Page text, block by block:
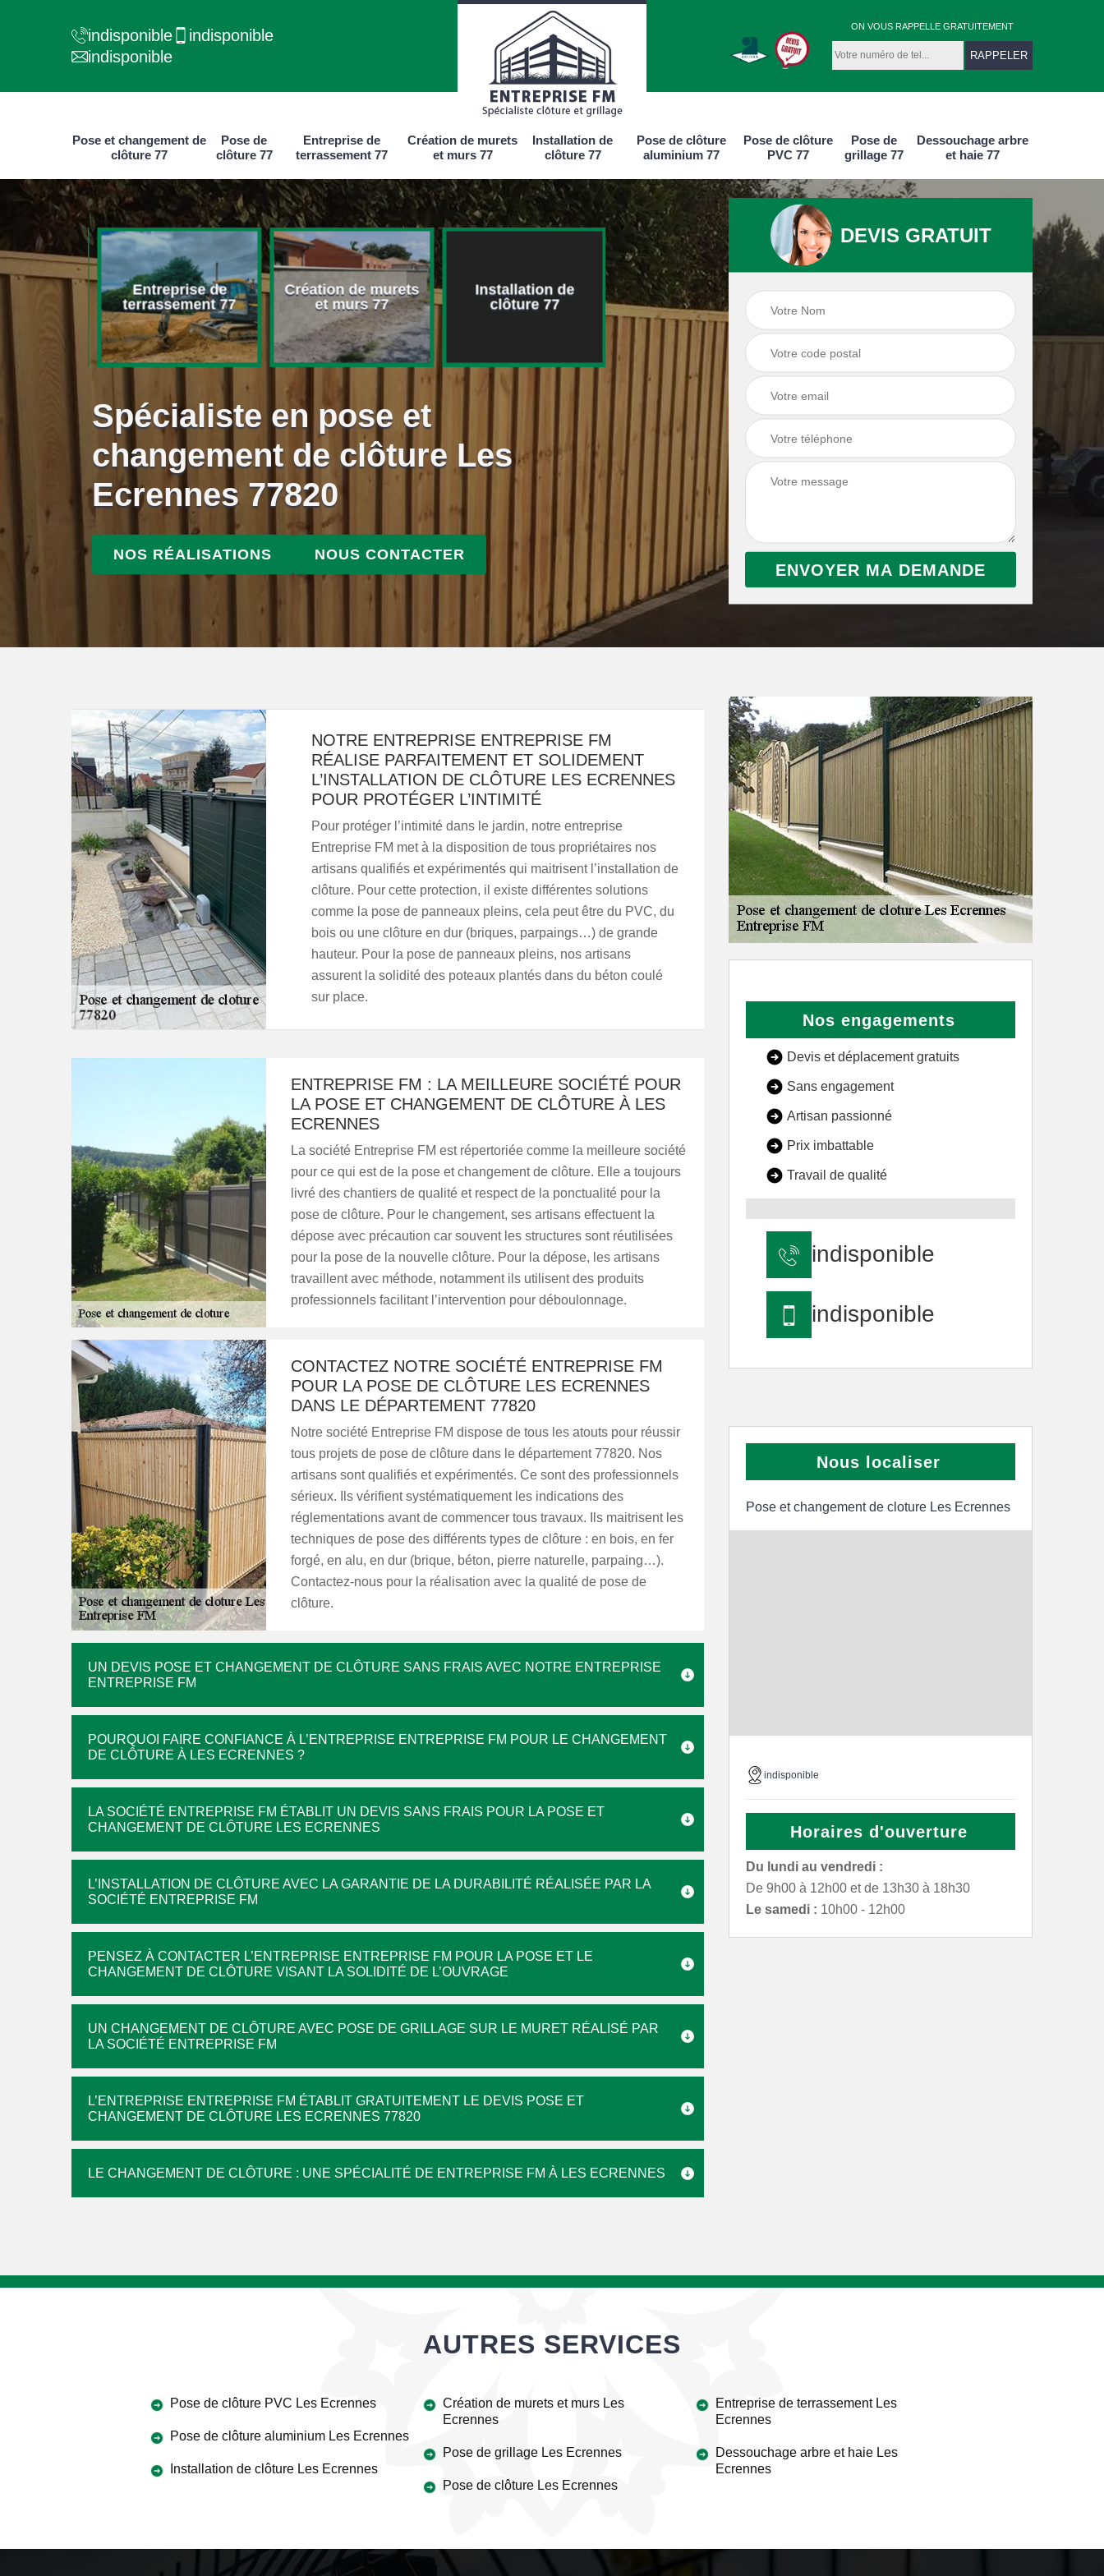
indisponible
indisponible
indisponible
ON VOUS RAPPELLE GRATUITEMENT
Pose et changement de
clôture 77
Pose de
clôture 77
Entreprise de
terrassement 77
Création de murets
et murs 77
Installation de
clôture 77
Pose de clôture
aluminium 77
Pose de clôture
PVC 77
Pose de
grillage 77
Dessouchage arbre
et haie 77
77
Entreprise de
terrassement 77
Création de murets
et murs 77
Installation de
clôture 77
Pose de clôture
aluminium 77
Pose de clôture
Pose de grillage 77
Spécialiste en pose et
changement de clôture Les
Ecrennes 77820
NOS RÉALISATIONS NOUS CONTACTER
DEVIS GRATUIT
NOTRE ENTREPRISE ENTREPRISE FM
RÉALISE PARFAITEMENT ET SOLIDEMENT
L’INSTALLATION DE CLÔTURE LES ECRENNES
POUR PROTÉGER L’INTIMITÉ
Pour protéger l’intimité dans le jardin, notre entreprise
Entreprise FM met à la disposition de tous propriétaires nos
artisans qualifiés et expérimentés qui maitrisent l’installation de
clôture. Pour cette protection, il existe différentes solutions
comme la pose de panneaux pleins, cela peut être du PVC, du
bois ou une clôture en dur (briques, parpaings…) de grande
hauteur. Pour la pose de panneaux pleins, nos artisans
assurent la solidité des poteaux plantés dans du béton coulé
sur place.
ENTREPRISE FM : LA MEILLEURE SOCIÉTÉ POUR
LA POSE ET CHANGEMENT DE CLÔTURE À LES
ECRENNES
La société Entreprise FM est répertoriée comme la meilleure société
pour ce qui est de la pose et changement de clôture. Elle a toujours
livré des chantiers de qualité et respect de la ponctualité pour la
pose de clôture. Pour le changement, ses artisans effectuent la
dépose avec précaution car souvent les structures sont réutilisées
pour la pose de la nouvelle clôture. Pour la dépose, les artisans
travaillent avec méthode, notamment ils utilisent des produits
professionnels facilitant l’intervention pour déboulonnage.
CONTACTEZ NOTRE SOCIÉTÉ ENTREPRISE FM
POUR LA POSE DE CLÔTURE LES ECRENNES
DANS LE DÉPARTEMENT 77820
Notre société Entreprise FM dispose de tous les atouts pour réussir
tous projets de pose de clôture dans le département 77820. Nos
artisans sont qualifiés et expérimentés. Ce sont des professionnels
sérieux. Ils vérifient systématiquement les indications des
réglementations avant de commencer tous travaux. Ils maitrisent les
techniques de pose des différents types de clôture : en bois, en fer
forgé, en alu, en dur (brique, béton, pierre naturelle, parpaing…).
Contactez-nous pour la réalisation avec la qualité de pose de
clôture.
UN DEVIS POSE ET CHANGEMENT DE CLÔTURE SANS FRAIS AVEC NOTRE ENTREPRISE
ENTREPRISE FM
POURQUOI FAIRE CONFIANCE À L’ENTREPRISE ENTREPRISE FM POUR LE CHANGEMENT
DE CLÔTURE À LES ECRENNES ?
LA SOCIÉTÉ ENTREPRISE FM ÉTABLIT UN DEVIS SANS FRAIS POUR LA POSE ET
CHANGEMENT DE CLÔTURE LES ECRENNES
L’INSTALLATION DE CLÔTURE AVEC LA GARANTIE DE LA DURABILITÉ RÉALISÉE PAR LA
SOCIÉTÉ ENTREPRISE FM
PENSEZ À CONTACTER L’ENTREPRISE ENTREPRISE FM POUR LA POSE ET LE
CHANGEMENT DE CLÔTURE VISANT LA SOLIDITÉ DE L’OUVRAGE
UN CHANGEMENT DE CLÔTURE AVEC POSE DE GRILLAGE SUR LE MURET RÉALISÉ PAR
LA SOCIÉTÉ ENTREPRISE FM
L’ENTREPRISE ENTREPRISE FM ÉTABLIT GRATUITEMENT LE DEVIS POSE ET
CHANGEMENT DE CLÔTURE LES ECRENNES 77820
LE CHANGEMENT DE CLÔTURE : UNE SPÉCIALITÉ DE ENTREPRISE FM À LES ECRENNES
Nos engagements
Devis et déplacement gratuits
Sans engagement
Artisan passionné
Prix imbattable
Travail de qualité
indisponible
indisponible
Nous localiser
Pose et changement de cloture Les Ecrennes
indisponible
Horaires d'ouverture
Du lundi au vendredi :
De 9h00 à 12h00 et de 13h30 à 18h30
Le samedi : 10h00 - 12h00
AUTRES SERVICES
Pose de clôture PVC Les Ecrennes
Pose de clôture aluminium Les Ecrennes
Installation de clôture Les Ecrennes
Création de murets et murs Les
Ecrennes
Pose de grillage Les Ecrennes
Pose de clôture Les Ecrennes
Entreprise de terrassement Les
Ecrennes
Dessouchage arbre et haie Les
Ecrennes